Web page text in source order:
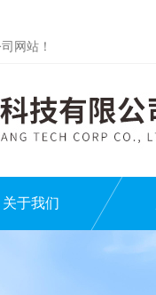
网站！
关于我们